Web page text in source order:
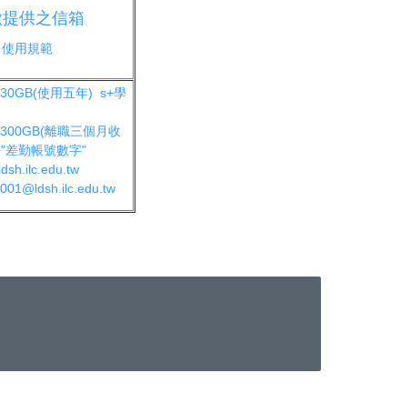
供之信箱
使用規範
使用五年) s+學
離職三個月收
差勤帳號數字"